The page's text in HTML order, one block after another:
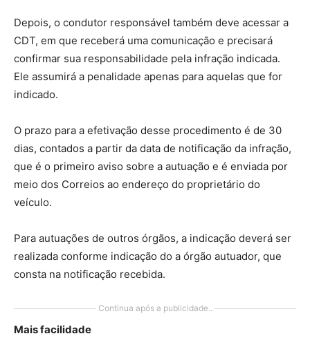
Depois, o condutor responsável também deve acessar a
CDT, em que receberá uma comunicação e precisará
confirmar sua responsabilidade pela infração indicada.
Ele assumirá a penalidade apenas para aquelas que for
indicado.
O prazo para a efetivação desse procedimento é de 30
dias, contados a partir da data de notificação da infração,
que é o primeiro aviso sobre a autuação e é enviada por
meio dos Correios ao endereço do proprietário do
veículo.
Para autuações de outros órgãos, a indicação deverá ser
realizada conforme indicação do a órgão autuador, que
consta na notificação recebida.
Continua após a publicidade..
Mais facilidade